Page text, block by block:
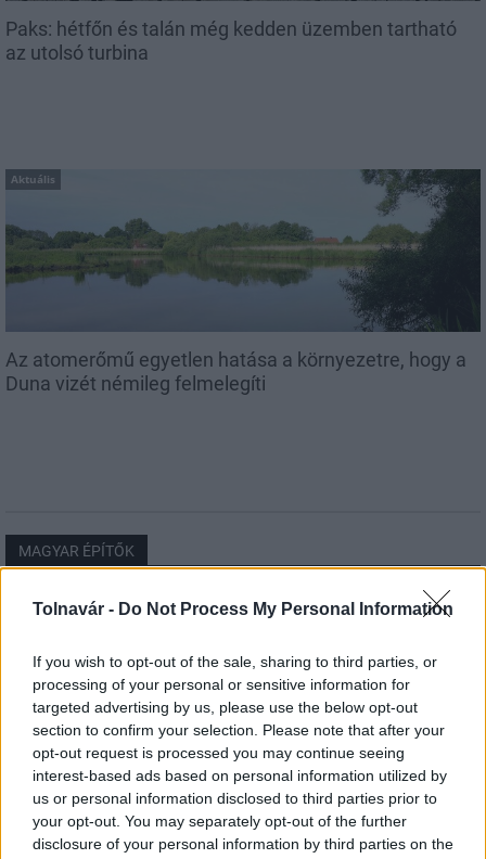
Tolnavár - Do Not Process My Personal Information
If you wish to opt-out of the sale, sharing to third parties, or
processing of your personal or sensitive information for
targeted advertising by us, please use the below opt-out
section to confirm your selection. Please note that after your
opt-out request is processed you may continue seeing
interest-based ads based on personal information utilized by
us or personal information disclosed to third parties prior to
your opt-out. You may separately opt-out of the further
disclosure of your personal information by third parties on the
Paks: hétfőn és talán még kedden üzemben tartható
az utolsó turbina
Aktuális
Az atomerőmű egyetlen hatása a környezetre, hogy a
Duna vizét némileg felmelegíti
MAGYAR ÉPÍTŐK
Útépítés